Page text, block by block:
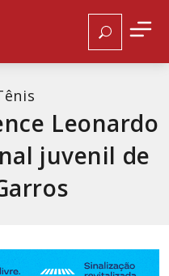
Leonardo
juvenil de